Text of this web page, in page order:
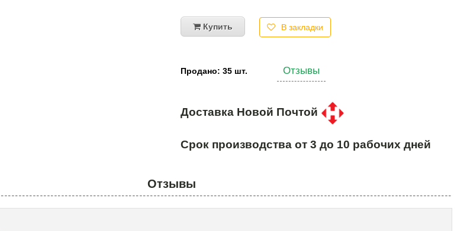
Купить В закладки
Продано: 35 шт. Отзывы
Доставка Новой Почтой
Срок производства от 3 до 10 рабочих дней
Отзывы